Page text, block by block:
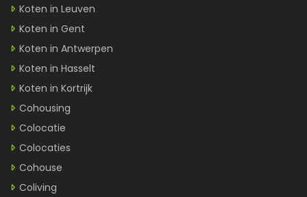
Koten in Leuven
Koten in Gent
Koten in Antwerpen
Koten in Hasselt
Koten in Kortrijk
Cohousing
Colocatie
Colocaties
Cohouse
Coliving